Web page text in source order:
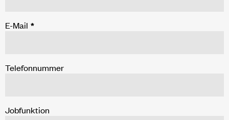
E-Mail *
Telefonnummer
Jobfunktion